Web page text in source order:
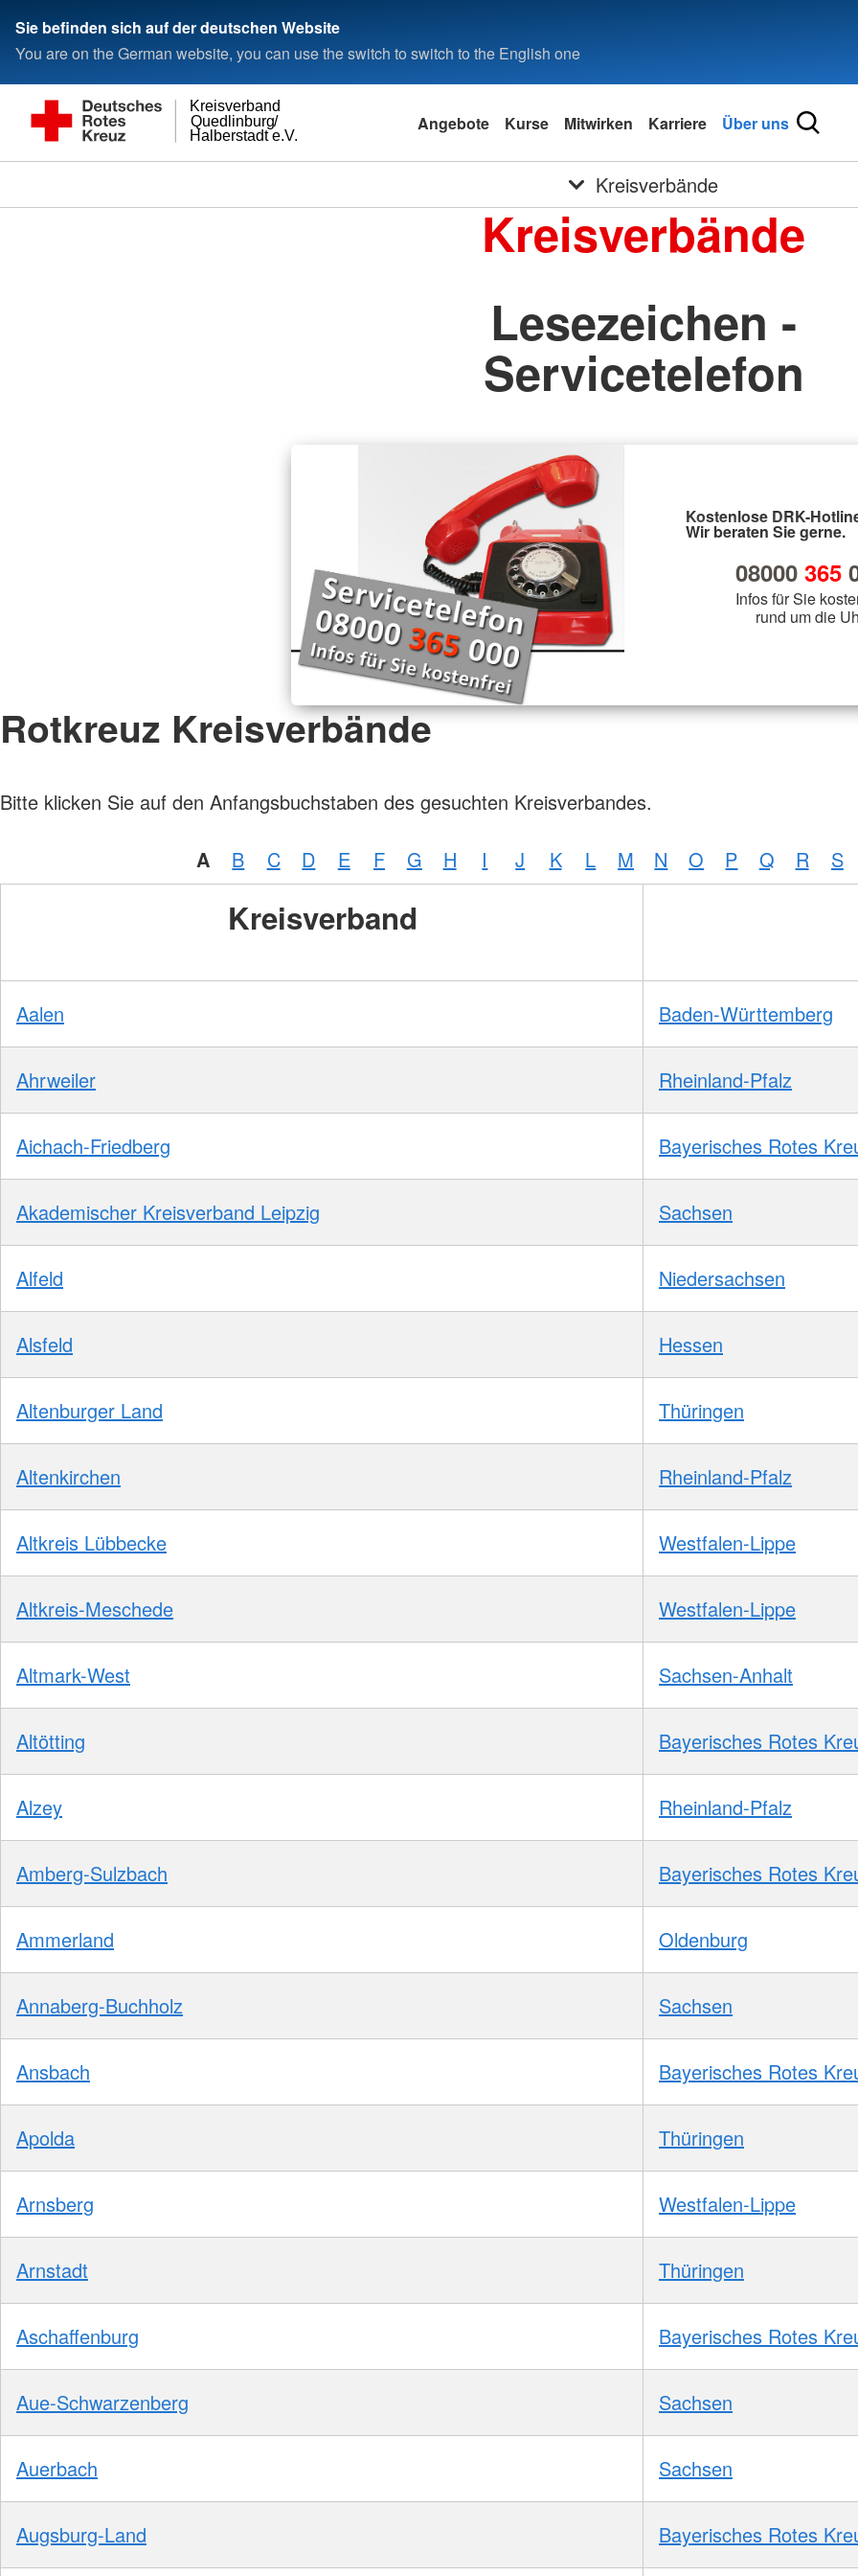
Sie befinden sich auf der deutschen Website
You are on the German website, you can use the switch to switch to the English one
Halberstadt e.V.
Quedlinburg/
Kreisverband
Angebote Kurse Mitwirken Karriere Über uns
Kreisverbände
Kreisverbände
Lesezeichen -
Servicetelefon
Kostenlose DRK-
Wir beraten Sie gerne.
08000 365
Infos für Sie
rund um die
Rotkreuz Kreisverbände
Bitte klicken Sie auf den Anfangsbuchstaben des gesuchten Kreisverbandes.
A B C D E F G H I J K L M N O P Q R S
Kreisverband
Aalen Baden-Württemberg
Ahrweiler Rheinland-Pfalz
Aichach-Friedberg Bayerisches Rotes
Akademischer Kreisverband Leipzig Sachsen
Alfeld Niedersachsen
Alsfeld Hessen
Altenburger Land Thüringen
Altenkirchen Rheinland-Pfalz
Altkreis Lübbecke Westfalen-Lippe
Altkreis-Meschede Westfalen-Lippe
Altmark-West Sachsen-Anhalt
Altötting Bayerisches Rotes
Alzey Rheinland-Pfalz
Amberg-Sulzbach Bayerisches Rotes
Ammerland Oldenburg
Annaberg-Buchholz Sachsen
Ansbach Bayerisches Rotes
Apolda Thüringen
Arnsberg Westfalen-Lippe
Arnstadt Thüringen
Aschaffenburg Bayerisches Rotes
Aue-Schwarzenberg Sachsen
Auerbach Sachsen
Augsburg-Land Bayerisches Rotes